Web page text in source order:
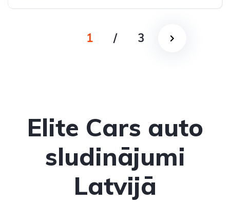
1 / 3
Elite Cars auto
sludinājumi
Latvijā